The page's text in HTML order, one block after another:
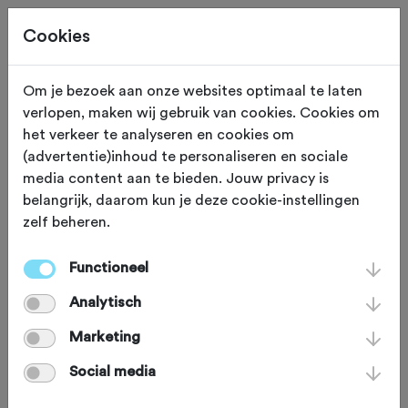
Beoordeling toevoegen voor:
Geesteren Groningen Stad -
106,0 km
Je beoordeling helpt andere sportieve fietsers op
weg. Bedankt!
Wat vond je van deze route?
Cookies
Om je bezoek aan onze websites optimaal te laten
verlopen, maken wij gebruik van cookies. Cookies om
het verkeer te analyseren en cookies om
(advertentie)inhoud te personaliseren en sociale
media content aan te bieden. Jouw privacy is
belangrijk, daarom kun je deze cookie-instellingen
zelf beheren.
Functioneel
Analytisch
Marketing
Social media